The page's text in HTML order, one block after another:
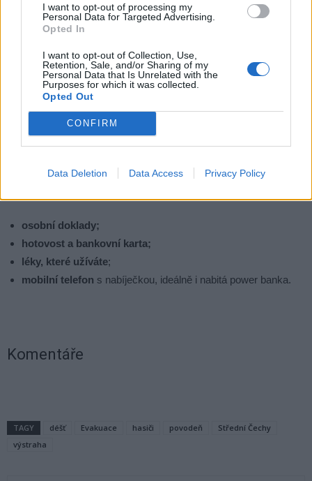
I want to opt-out of processing my
Personal Data for Targeted Advertising.
Opted In
I want to opt-out of Collection, Use,
Retention, Sale, and/or Sharing of my
Personal Data that Is Unrelated with the
Purposes for which it was collected.
Opted Out
CONFIRM
Data Deletion Data Access Privacy Policy
EVAKUAČNÍ ZAVAZADLO:
Své evakuační zavazadlo by měla mít každá osoba
v domácnosti. Ideální jsou zavazadla, která se dobře a snadno
osobní doklady;
hotovost a bankovní karta;
léky, které užíváte;
mobilní telefon s nabíječkou, ideálně i nabitá power banka.
Komentáře
TAGY déšť Evakuace hasiči povodeň
Střední Čechy
výstraha